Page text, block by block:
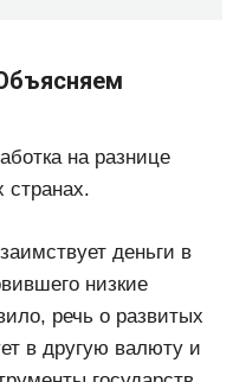
на разнице
странах.
деньги в
низкие
речь о развитых
в другую валюту и